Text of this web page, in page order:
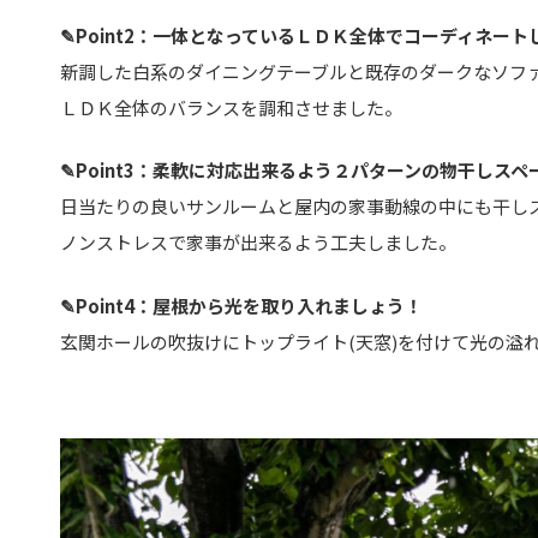
✎Point2：一体となっているＬＤＫ全体でコーディネート
新調した白系のダイニングテーブルと既存のダークなソ
ＬＤＫ全体のバランスを調和させました。
✎Point3：柔軟に対応出来るよう２パターンの物干しスペ
日当たりの良いサンルームと屋内の家事動線の中にも干し
ノンストレスで家事が出来るよう工夫しました。
✎Point4：屋根から光を取り入れましょう！
玄関ホールの吹抜けにトップライト(天窓)を付けて光の溢